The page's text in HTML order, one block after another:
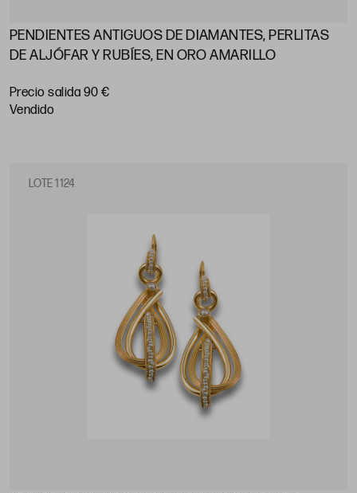
PENDIENTES ANTIGUOS DE DIAMANTES, PERLITAS
DE ALJÓFAR Y RUBÍES, EN ORO AMARILLO
Precio salida 90 €
vendido
LOTE 1124